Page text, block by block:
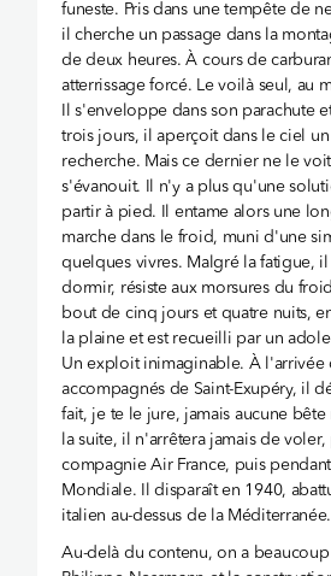
funeste. Pris dans une tempête de
il cherche un passage dans la
de deux heures. À cours de
atterrissage forcé. Le voilà seul, au
Il s'enveloppe dans son parachute
trois jours, il aperçoit dans le ciel un
recherche. Mais ce dernier ne le
s'évanouit. Il n'y a plus qu'une
partir à pied. Il entame alors une
marche dans le froid, muni d'une
quelques vivres. Malgré la fatigue, il
dormir, résiste aux morsures du
bout de cinq jours et quatre nuits,
la plaine et est recueilli par un
Un exploit inimaginable. À l'arrivée
accompagnés de Saint-Exupéry, il
fait, je te le jure, jamais aucune bête
la suite, il n'arrêtera jamais de
compagnie Air France, puis
Mondiale. Il disparaît en 1940,
italien au-dessus de la Méditerranée.
Au-delà du contenu, on a